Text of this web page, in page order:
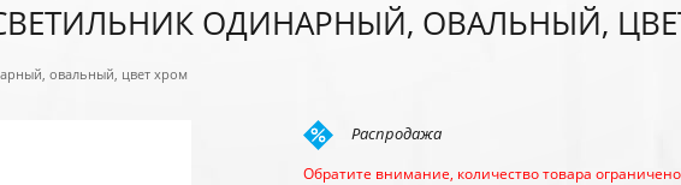
СВЕТИЛЬНИК ОДИНАРНЫЙ, ОВАЛЬНЫЙ,
овальный, цвет хром
Распродажа
Обратите внимание, количество товара